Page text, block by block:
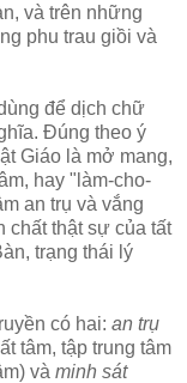
và trên những
phu trau giồi và
để dịch chữ
Ðúng theo ý
Giáo là mở mang,
hay "làm-cho-
an trụ và vắng
chất thật sự của tất
trạng thái lý
có hai: an trụ
tâm, tập trung tâm
và minh sát